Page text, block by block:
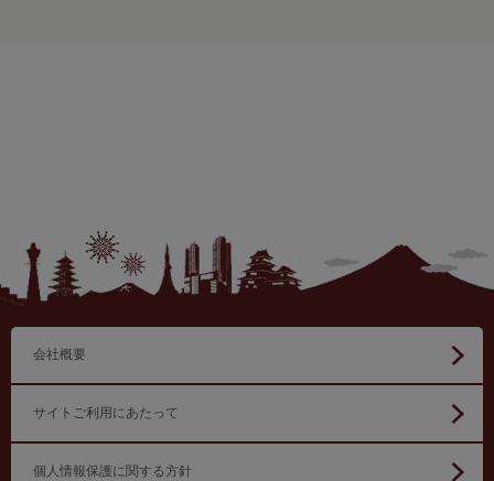
会社概要
サイトご利用にあたって
個人情報保護に関する方針